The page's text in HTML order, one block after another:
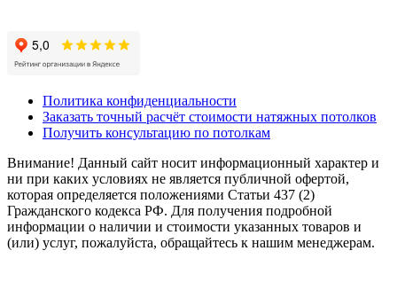
Политика конфиденциальности
Заказать точный расчёт стоимости натяжных потолков
Получить консультацию по потолкам
Внимание! Данный сайт носит информационный характер и
ни при каких условиях не является публичной офертой,
которая определяется положениями Статьи 437 (2)
Гражданского кодекса РФ. Для получения подробной
информации о наличии и стоимости указанных товаров и
(или) услуг, пожалуйста, обращайтесь к нашим менеджерам.